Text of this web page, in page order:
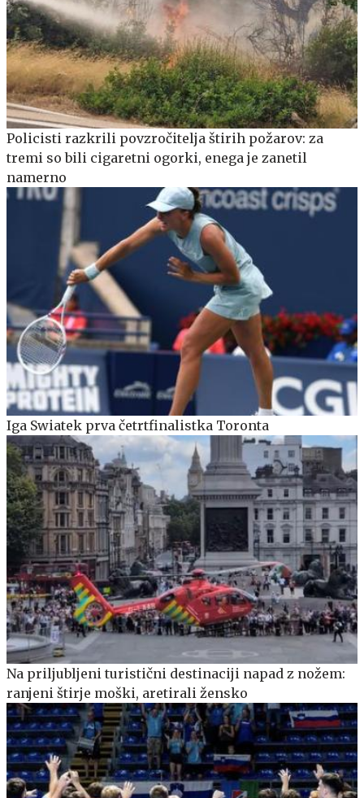
Policisti razkrili povzročitelja štirih požarov: za
tremi so bili cigaretni ogorki, enega je zanetil
namerno
Iga Swiatek prva četrtfinalistka Toronta
Na priljubljeni turistični destinaciji napad z nožem:
ranjeni štirje moški, aretirali žensko